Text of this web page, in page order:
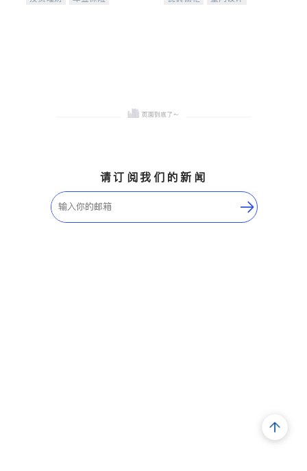
合，助力客户实现目标
请订阅我们的新闻